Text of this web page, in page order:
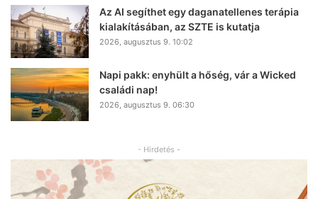
Az AI segíthet egy daganatellenes terápia
kialakításában, az SZTE is kutatja
2026, augusztus 9. 10:02
Napi pakk: enyhült a hőség, vár a Wicked
családi nap!
2026, augusztus 9. 06:30
- Hirdetés -